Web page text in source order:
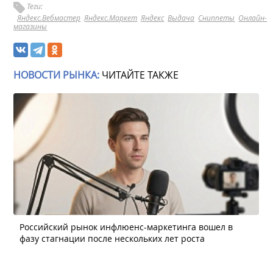
Теги:
Яндекс.Вебмастер Яндекс.Маркет Яндекс Выдача Сниппеты Онлайн-
магазины
НОВОСТИ РЫНКА: ЧИТАЙТЕ ТАКЖЕ
Российский рынок инфлюенс-маркетинга вошел в
фазу стагнации после нескольких лет роста